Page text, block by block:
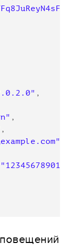
,
,
,
"12345678901"